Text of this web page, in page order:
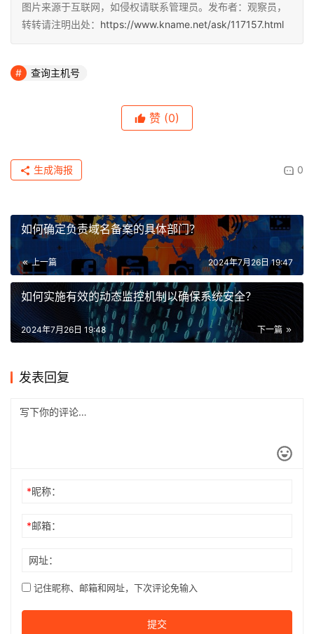
图片来源于互联网，如侵权请联系管理员。发布者：观察员，
转转请注明出处： https://www.kname.net/ask/117157.html
查询主机号
赞 (0)
0
生成海报
如何确定负责域名备案的具体部门？
上一篇 2024年7月26日 19:47
如何实施有效的动态监控机制以确保系统安全？
下一篇
2024年7月26日 19:48
发表回复
*昵称：
*邮箱：
网址：
记住昵称、邮箱和网址，下次评论免输入
提交